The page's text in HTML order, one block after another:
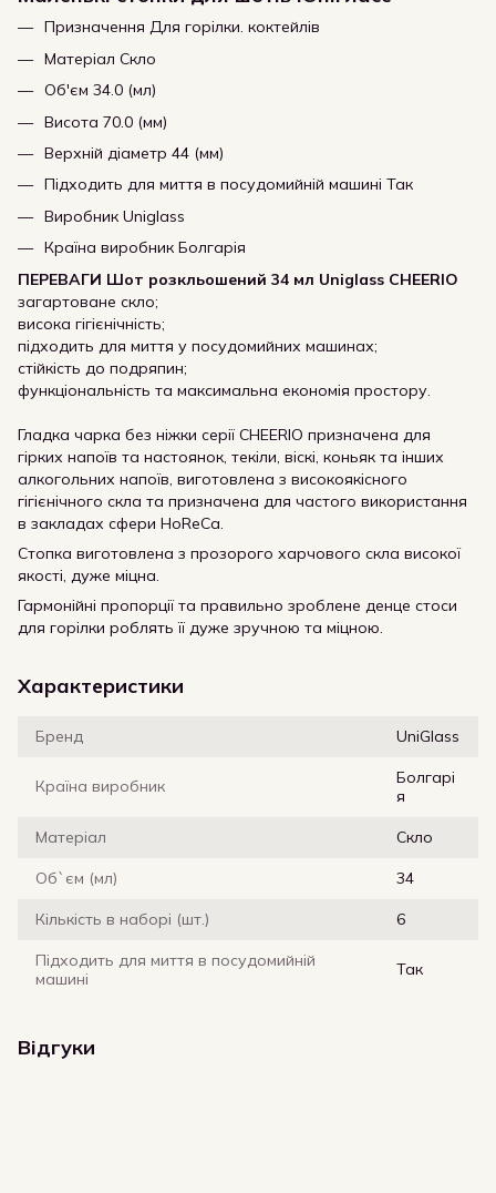
Призначення Для горілки. коктейлів
Матеріал Скло
Об'єм 34.0 (мл)
Висота 70.0 (мм)
Верхній діаметр 44 (мм)
Підходить для миття в посудомийній машині Так
Виробник Uniglass
Країна виробник Болгарія
ПЕРЕВАГИ Шот розкльошений 34 мл Uniglass CHEERIO
загартоване скло;
висока гігієнічність;
підходить для миття у посудомийних машинах;
стійкість до подряпин;
функціональність та максимальна економія простору.
Гладка чарка без ніжки серії CHEERIO призначена для
гірких напоїв та настоянок, текіли, віскі, коньяк та інших
алкогольних напоїв, виготовлена з високоякісного
гігієнічного скла та призначена для частого використання
в закладах сфери HoReCa.
Стопка виготовлена з прозорого харчового скла високої
якості, дуже міцна.
Гармонійні пропорції та правильно зроблене денце стоси
для горілки роблять її дуже зручною та міцною.
Характеристики
Бренд UniGlass
Країна виробник
Болгарі
я
Матеріал Скло
Об`єм (мл) 34
Кількість в наборі (шт.) 6
Підходить для миття в посудомийній
машині
Так
Відгуки